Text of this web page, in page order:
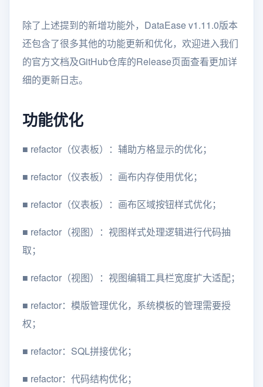
除了上述提到的新增功能外，DataEase v1.11.0版本
还包含了很多其他的功能更新和优化，欢迎进入我们
的官方文档及GitHub仓库的Release页面查看更加详
细的更新日志。
功能优化
■ refactor（仪表板）：辅助方格显示的优化；
■ refactor（仪表板）：画布内存使用优化；
■ refactor（仪表板）：画布区域按钮样式优化；
■ refactor（视图）：视图样式处理逻辑进行代码抽
取；
■ refactor（视图）：视图编辑工具栏宽度扩大适配；
■ refactor：模版管理优化，系统模板的管理需要授
权；
■ refactor：SQL拼接优化；
■ refactor：代码结构优化；